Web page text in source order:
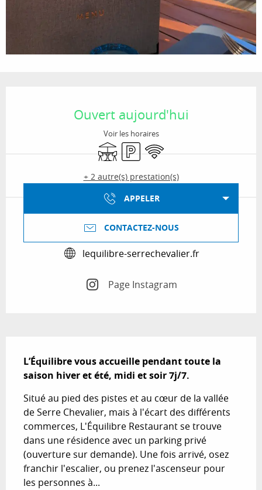
Ouvert aujourd'hui
Voir les horaires
TerrasseParkingWiFi
+ 2 autre(s) prestation(s)
APPELER
CONTACTEZ-NOUS
lequilibre-serrechevalier.fr
Page Instagram
L’Équilibre vous accueille pendant toute la
saison hiver et été, midi et soir 7j/7.
Situé au pied des pistes et au cœur de la vallée
de Serre Chevalier, mais à l'écart des différents
commerces, L'Équilibre Restaurant se trouve
dans une résidence avec un parking privé
(ouverture sur demande). Une fois arrivé, osez
franchir l'escalier, ou prenez l'ascenseur pour
les personnes à...